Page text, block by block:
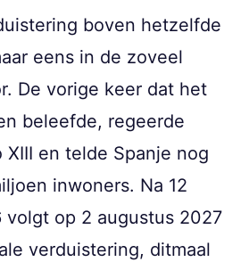
boven hetzelfde
eens in de zoveel
De vorige keer dat het
beleefde, regeerde
en telde Spanje nog
inwoners. Na 12
volgt op 2 augustus 2027
verduistering, ditmaal